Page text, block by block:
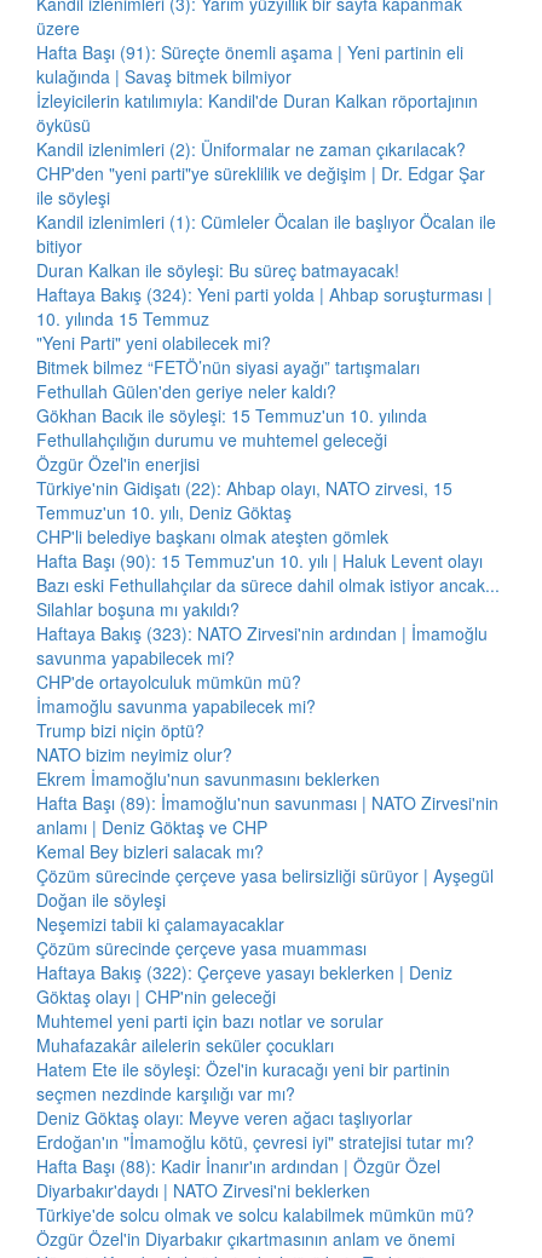
üzere
Hafta Başı (91): Süreçte önemli aşama | Yeni partinin eli
kulağında | Savaş bitmek bilmiyor
İzleyicilerin katılımıyla: Kandil'de Duran Kalkan röportajının
öyküsü
Kandil izlenimleri (2): Üniformalar ne zaman çıkarılacak?
CHP'den "yeni parti"ye süreklilik ve değişim | Dr. Edgar Şar
ile söyleşi
Kandil izlenimleri (1): Cümleler Öcalan ile başlıyor Öcalan ile
bitiyor
Duran Kalkan ile söyleşi: Bu süreç batmayacak!
Haftaya Bakış (324): Yeni parti yolda | Ahbap soruşturması |
10. yılında 15 Temmuz
"Yeni Parti" yeni olabilecek mi?
Bitmek bilmez “FETÖ’nün siyasi ayağı” tartışmaları
Fethullah Gülen'den geriye neler kaldı?
Gökhan Bacık ile söyleşi: 15 Temmuz'un 10. yılında
Fethullahçılığın durumu ve muhtemel geleceği
Özgür Özel'in enerjisi
Türkiye'nin Gidişatı (22): Ahbap olayı, NATO zirvesi, 15
Temmuz'un 10. yılı, Deniz Göktaş
CHP'li belediye başkanı olmak ateşten gömlek
Hafta Başı (90): 15 Temmuz'un 10. yılı | Haluk Levent olayı
Bazı eski Fethullahçılar da sürece dahil olmak istiyor ancak...
Silahlar boşuna mı yakıldı?
Haftaya Bakış (323): NATO Zirvesi'nin ardından | İmamoğlu
savunma yapabilecek mi?
CHP'de ortayolculuk mümkün mü?
İmamoğlu savunma yapabilecek mi?
Trump bizi niçin öptü?
NATO bizim neyimiz olur?
Ekrem İmamoğlu'nun savunmasını beklerken
Hafta Başı (89): İmamoğlu'nun savunması | NATO Zirvesi'nin
anlamı | Deniz Göktaş ve CHP
Kemal Bey bizleri salacak mı?
Çözüm sürecinde çerçeve yasa belirsizliği sürüyor | Ayşegül
Doğan ile söyleşi
Neşemizi tabii ki çalamayacaklar
Çözüm sürecinde çerçeve yasa muamması
Haftaya Bakış (322): Çerçeve yasayı beklerken | Deniz
Göktaş olayı | CHP'nin geleceği
Muhtemel yeni parti için bazı notlar ve sorular
Muhafazakâr ailelerin seküler çocukları
Hatem Ete ile söyleşi: Özel'in kuracağı yeni bir partinin
seçmen nezdinde karşılığı var mı?
Deniz Göktaş olayı: Meyve veren ağacı taşlıyorlar
Erdoğan'ın "İmamoğlu kötü, çevresi iyi" stratejisi tutar mı?
Hafta Başı (88): Kadir İnanır'ın ardından | Özgür Özel
Diyarbakır'daydı | NATO Zirvesi'ni beklerken
Türkiye'de solcu olmak ve solcu kalabilmek mümkün mü?
Özgür Özel'in Diyarbakır çıkartmasının anlam ve önemi